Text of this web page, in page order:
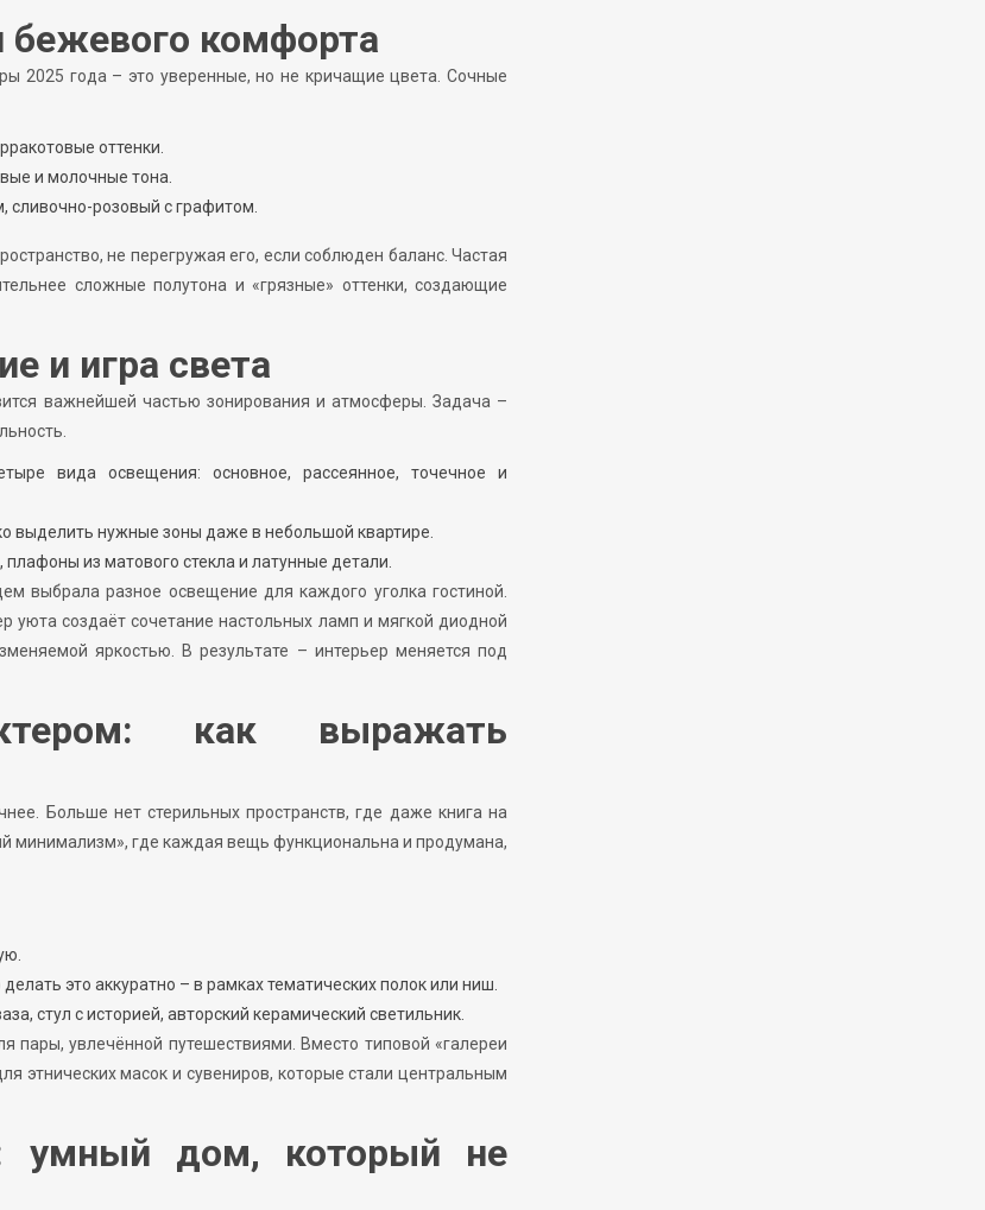
бежевого комфорта
2025 года – это уверенные, но не кричащие цвета. Сочные
оттенки.
и молочные тона.
сливочно-розовый с графитом.
не перегружая его, если соблюден баланс. Частая
сложные полутона и «грязные» оттенки, создающие
и игра света
важнейшей частью зонирования и атмосферы. Задача –
вида освещения: основное, рассеянное, точечное и
выделить нужные зоны даже в небольшой квартире.
из матового стекла и латунные детали.
разное освещение для каждого уголка гостиной.
уюта создаёт сочетание настольных ламп и мягкой диодной
яркостью. В результате – интерьер меняется под
как выражать
Больше нет стерильных пространств, где даже книга на
минимализм», где каждая вещь функциональна и продумана,
это аккуратно – в рамках тематических полок или ниш.
стул с историей, авторский керамический светильник.
пары, увлечённой путешествиями. Вместо типовой «галереи
этнических масок и сувениров, которые стали центральным
умный дом, который не